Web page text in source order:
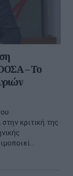
– Το
κριτική της